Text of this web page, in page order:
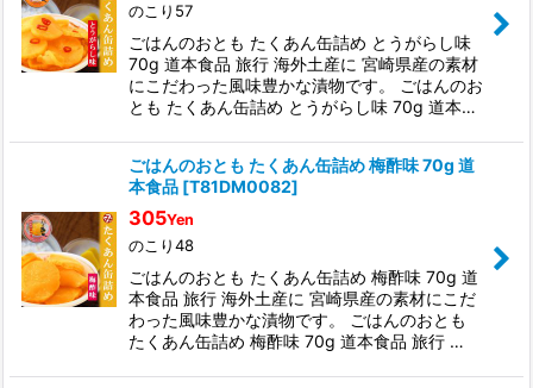
のこり57
ごはんのおとも たくあん缶詰め とうがらし味
70g 道本食品 旅行 海外土産に 宮崎県産の素材
にこだわった風味豊かな漬物です。 ごはんのお
とも たくあん缶詰め とうがらし味 70g 道本…
ごはんのおとも たくあん缶詰め 梅酢味 70g 道
本食品 [T81DM0082]
305Yen
のこり48
ごはんのおとも たくあん缶詰め 梅酢味 70g 道
本食品 旅行 海外土産に 宮崎県産の素材にこだ
わった風味豊かな漬物です。 ごはんのおとも
たくあん缶詰め 梅酢味 70g 道本食品 旅行 …